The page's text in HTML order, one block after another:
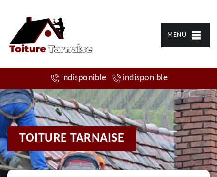
MENU
indisponible indisponible
TOITURE TARNAISE